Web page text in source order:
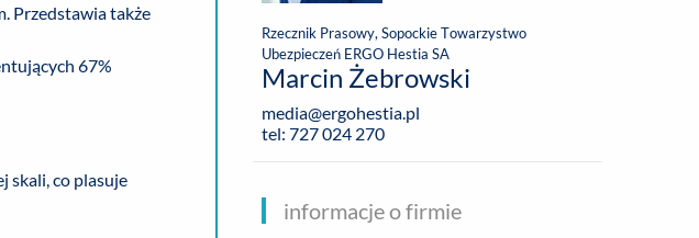
Przedstawia także
67%
skali, co plasuje
Rzecznik Prasowy, Sopockie Towarzystwo
Ubezpieczeń ERGO Hestia SA
Marcin Żebrowski
media@ergohestia.pl
tel: 727 024 270
informacje o firmie